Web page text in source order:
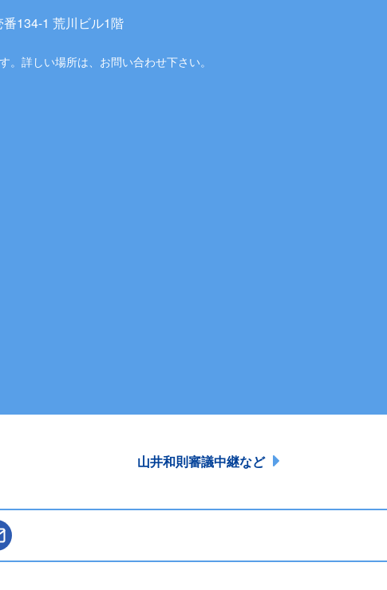
134-1 荒川ビル1階
詳しい場所は、お問い合わせ下さい。
山井和則審議中継など